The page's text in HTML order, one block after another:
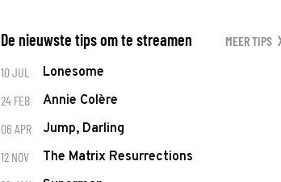
De nieuwste tips om te streamen MEER TIPS
10 JUL Lonesome
24 FEB Annie Colère
06 APR Jump, Darling
12 NOV The Matrix Resurrections